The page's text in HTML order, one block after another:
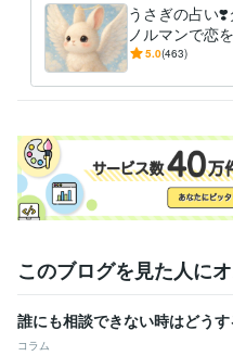
〜毎日待機中〜
経験職種
人事 / 評価・報酬 経験年数 : 10
癒しの聞き上手 2014年12月 ~
あなたの楽園（エデン）ウサギ
自宅で副業 2025年5月 ~ 現在
受賞歴
2025年６月末にココナラ初出品
2026年5月、販売件数1000件達
うさぎの占い
ノルマンで恋
人/復縁/未来/
5.0(463)
このブログを見た人に
誰にも相談できない時はどうす
コラム